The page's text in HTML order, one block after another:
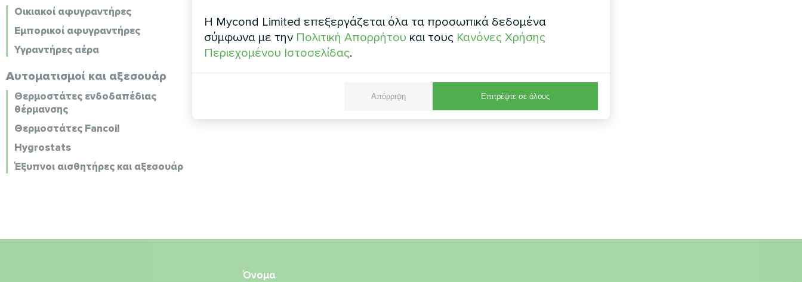
Οικιακοί αφυγραντήρες
Εμπορικοί αφυγραντήρες
Υγραντήρες αέρα
Αυτοματισμοί και αξεσουάρ
Θερμοστάτες ενδοδαπέδιας
θέρμανσης
Θερμοστάτες Fancoil
Hygrostats
Έξυπνοι αισθητήρες και αξεσουάρ
Όνομα
Η Mycond Limited επεξεργάζεται όλα τα προσωπικά δεδομένα
σύμφωνα με την Πολιτική Απορρήτου και τους Κανόνες Χρήσης
Περιεχομένου Ιστοσελίδας.
Απόρριψη Επιτρέψτε σε όλους